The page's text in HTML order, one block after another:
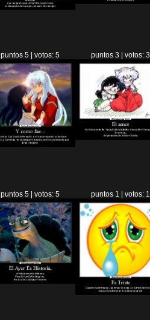
puntos 5 | votos: 5 puntos 3 | votos: 3
puntos 5 | votos: 5 puntos 1 | votos: 1